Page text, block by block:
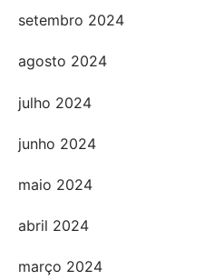
setembro 2024
agosto 2024
julho 2024
junho 2024
maio 2024
abril 2024
março 2024